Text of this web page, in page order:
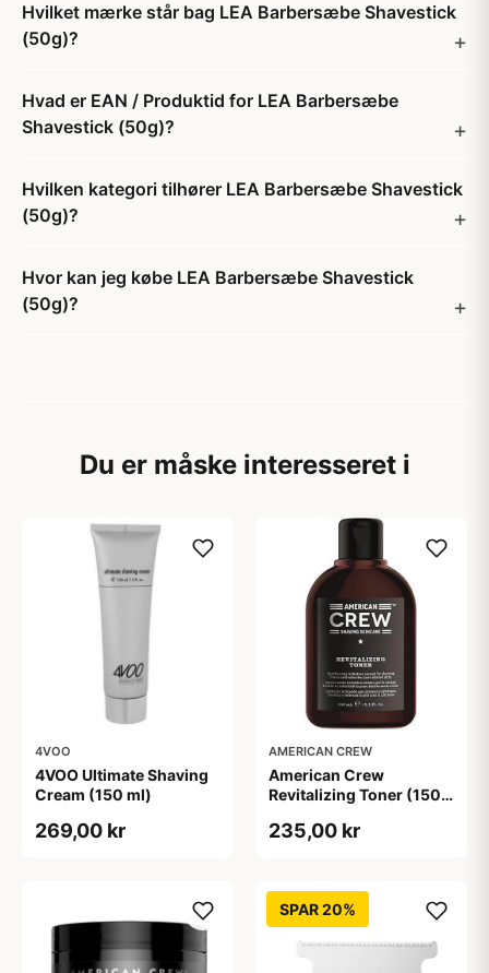
Hvilket mærke står bag LEA Barbersæbe Shavestick
(50g)?
Hvad er EAN / Produktid for LEA Barbersæbe
Shavestick (50g)?
Hvilken kategori tilhører LEA Barbersæbe Shavestick
(50g)?
Hvor kan jeg købe LEA Barbersæbe Shavestick
(50g)?
Du er måske interesseret i
4VOO
4VOO Ultimate Shaving
Cream (150 ml)
269,00 kr
AMERICAN CREW
American Crew
Revitalizing Toner (150
235,00 kr
SPAR 20%